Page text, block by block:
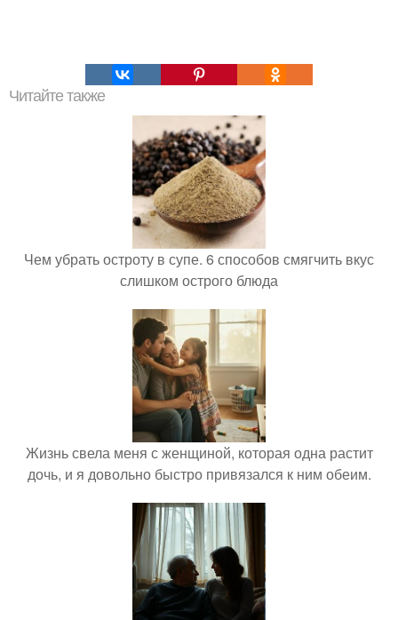
Читайте также
Чем убрать остроту в супе. 6 способов смягчить вкус
слишком острого блюда
Жизнь свела меня с женщиной, которая одна растит
дочь, и я довольно быстро привязался к ним обеим.